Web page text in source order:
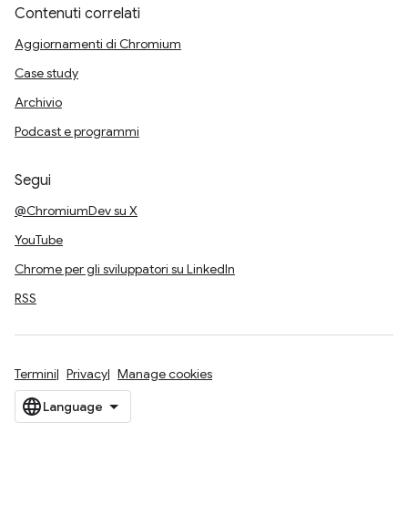
Contenuti correlati
Aggiornamenti di Chromium
Case study
Archivio
Podcast e programmi
Segui
@ChromiumDev su X
YouTube
Chrome per gli sviluppatori su LinkedIn
RSS
Termini Privacy Manage cookies